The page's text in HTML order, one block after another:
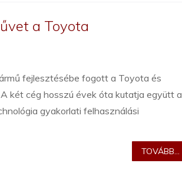
a Toyota
fejlesztésébe fogott a Toyota és
két cég hosszú évek óta kutatja együtt a
gyakorlati felhasználási
TOVÁBB...